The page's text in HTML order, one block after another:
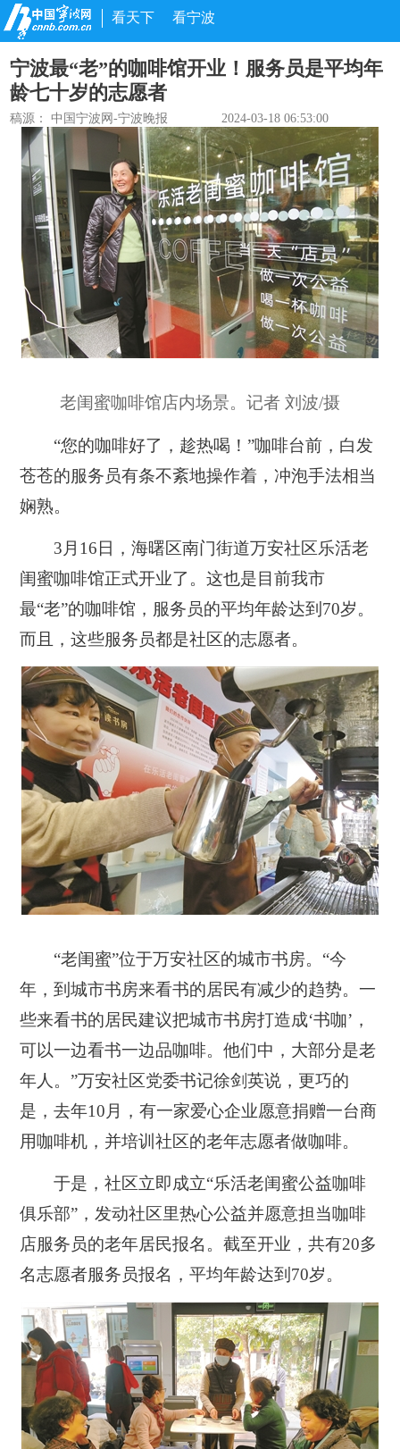
看天下 看宁波
宁波最“老”的咖啡馆开业！服务员是平均年
龄七十岁的志愿者
稿源：中国宁波网-宁波晚报 2024-03-18 06:53:00
老闺蜜咖啡馆店内场景。记者 刘波/摄
“您的咖啡好了，趁热喝！”咖啡台前，白发
苍苍的服务员有条不紊地操作着，冲泡手法相当
娴熟。
3月16日，海曙区南门街道万安社区乐活老
闺蜜咖啡馆正式开业了。这也是目前我市
最“老”的咖啡馆，服务员的平均年龄达到70岁。
而且，这些服务员都是社区的志愿者。
“老闺蜜”位于万安社区的城市书房。“今
年，到城市书房来看书的居民有减少的趋势。一
些来看书的居民建议把城市书房打造成‘书咖’，
可以一边看书一边品咖啡。他们中，大部分是老
年人。”万安社区党委书记徐剑英说，更巧的
是，去年10月，有一家爱心企业愿意捐赠一台商
用咖啡机，并培训社区的老年志愿者做咖啡。
于是，社区立即成立“乐活老闺蜜公益咖啡
俱乐部”，发动社区里热心公益并愿意担当咖啡
店服务员的老年居民报名。截至开业，共有20多
名志愿者服务员报名，平均年龄达到70岁。